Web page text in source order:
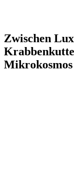
Zwischen